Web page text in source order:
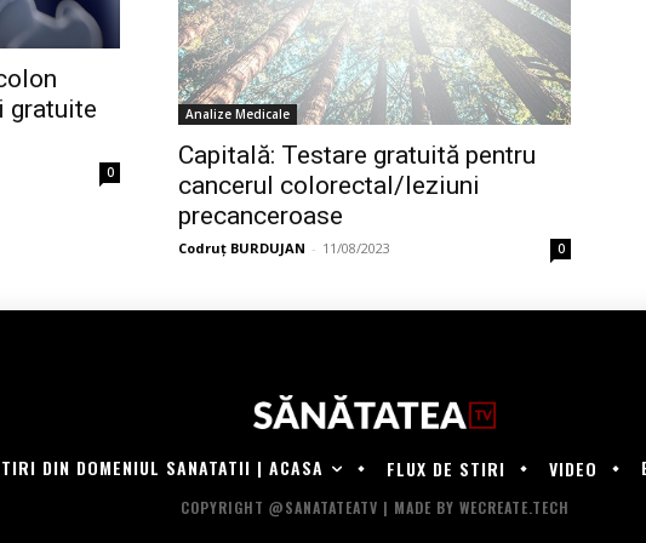
gratuite
0
Analize Medicale
Capitală: Testare gratuită pentru
cancerul colorectal/leziuni
precanceroase
Codruț BURDUJAN - 11/08/2023 0
DIN DOMENIUL SANATATII | ACASA FLUX DE STIRI VIDEO
COPYRIGHT @SANATATEATV | MADE BY WECREATE.TECH